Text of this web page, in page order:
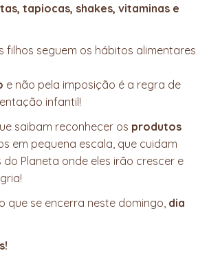
tapiocas, shakes, vitaminas e
filhos seguem os hábitos alimentares
e não pela imposição é a regra de
infantil!
saibam reconhecer os produtos
em pequena escala, que cuidam
Planeta onde eles irão crescer e
que se encerra neste domingo, dia